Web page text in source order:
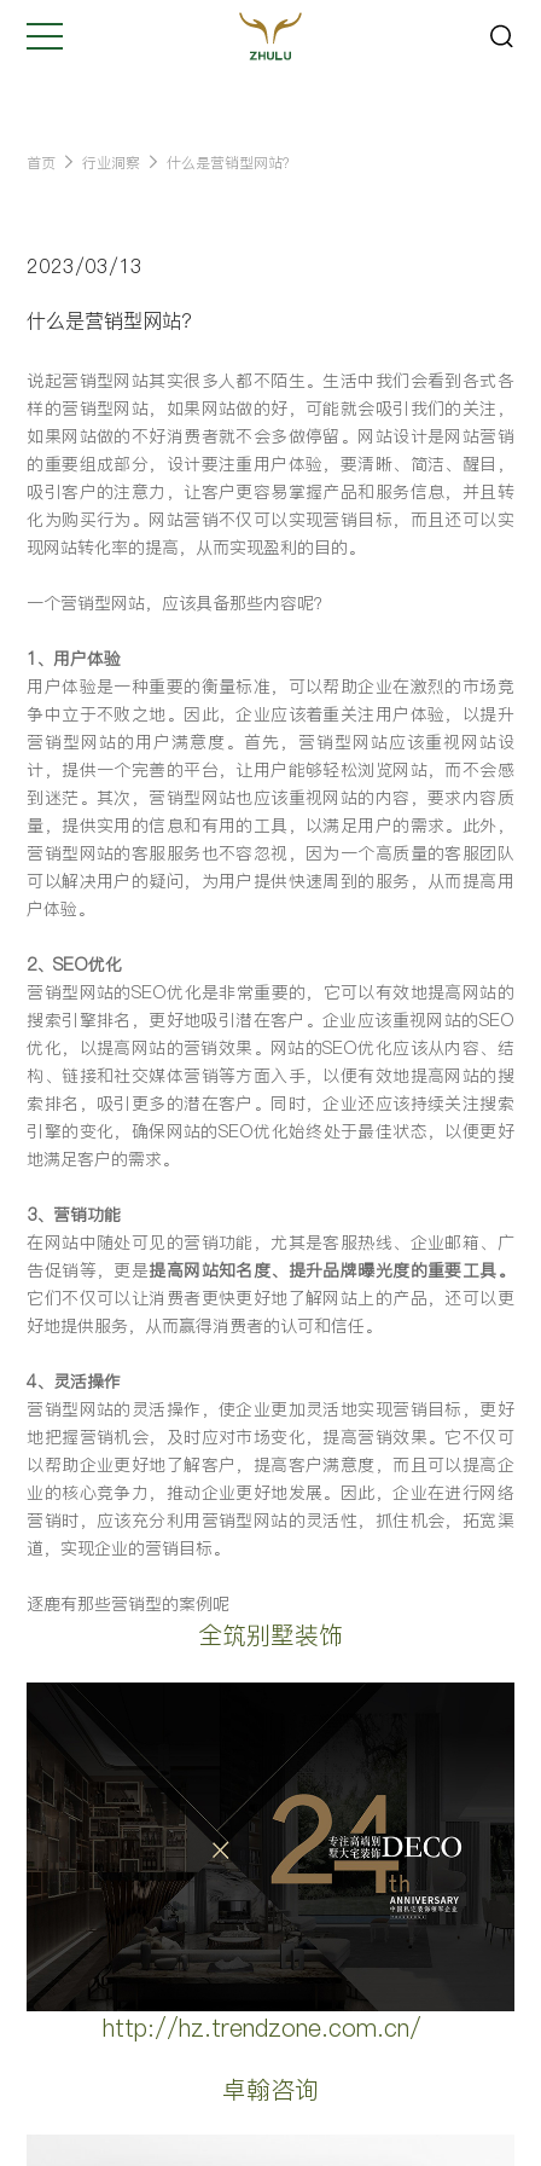
首页 行业洞察 什么是营销型网站？
2023/03/13
什么是营销型网站？
说起营销型网站其实很多人都不陌生。生活中我们会看到各式各
样的营销型网站，如果网站做的好，可能就会吸引我们的关注，
如果网站做的不好消费者就不会多做停留。网站设计是网站营销
的重要组成部分，设计要注重用户体验，要清晰、简洁、醒目，
吸引客户的注意力，让客户更容易掌握产品和服务信息，并且转
化为购买行为。网站营销不仅可以实现营销目标，而且还可以实
现网站转化率的提高，从而实现盈利的目的。
一个营销型网站，应该具备那些内容呢？
1、用户体验
用户体验是一种重要的衡量标准，可以帮助企业在激烈的市场竞
争中立于不败之地。因此，企业应该着重关注用户体验，以提升
营销型网站的用户满意度。首先，营销型网站应该重视网站设
计，提供一个完善的平台，让用户能够轻松浏览网站，而不会感
到迷茫。其次，营销型网站也应该重视网站的内容，要求内容质
量，提供实用的信息和有用的工具，以满足用户的需求。此外，
营销型网站的客服服务也不容忽视，因为一个高质量的客服团队
可以解决用户的疑问，为用户提供快速周到的服务，从而提高用
户体验。
2、SEO优化
营销型网站的SEO优化是非常重要的，它可以有效地提高网站的
搜索引擎排名，更好地吸引潜在客户。企业应该重视网站的SEO
优化，以提高网站的营销效果。网站的SEO优化应该从内容、结
构、链接和社交媒体营销等方面入手，以便有效地提高网站的搜
索排名，吸引更多的潜在客户。同时，企业还应该持续关注搜索
引擎的变化，确保网站的SEO优化始终处于最佳状态，以便更好
地满足客户的需求。
3、营销功能
在网站中随处可见的营销功能，尤其是客服热线、企业邮箱、广
告促销等，更是提高网站知名度、提升品牌曝光度的重要工具。
它们不仅可以让消费者更快更好地了解网站上的产品，还可以更
好地提供服务，从而赢得消费者的认可和信任。
4、灵活操作
营销型网站的灵活操作，使企业更加灵活地实现营销目标，更好
地把握营销机会，及时应对市场变化，提高营销效果。它不仅可
以帮助企业更好地了解客户，提高客户满意度，而且可以提高企
业的核心竞争力，推动企业更好地发展。因此，企业在进行网络
营销时，应该充分利用营销型网站的灵活性，抓住机会，拓宽渠
道，实现企业的营销目标。
逐鹿有那些营销型的案例呢
全筑别墅装饰
http://hz.trendzone.com.cn/
卓翰咨询
是我们最重要的工作之一...
公司名称:*
联系方式: *
您的需求:
提交